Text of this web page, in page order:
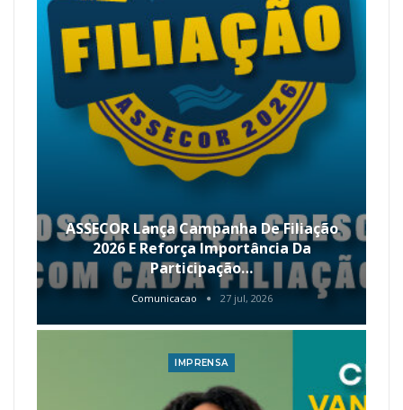
ASSECOR Lança Campanha De Filiação
2026 E Reforça Importância Da
Participação…
Comunicacao 27 jul, 2026
IMPRENSA